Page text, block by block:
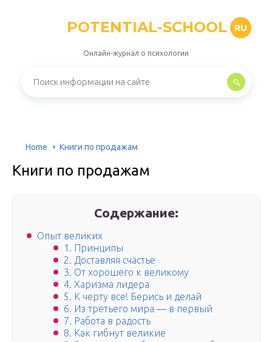
POTENTIAL-SCHOOL RU
Онлайн-журнал о психологии
Home Книги по продажам
Книги по продажам
Содержание:
Опыт великих
1. Принципы
2. Доставляя счастье
3. От хорошего к великому
4. Харизма лидера
5. К черту все! Берись и делай
6. Из третьего мира — в первый
7. Работа в радость
8. Как гибнут великие